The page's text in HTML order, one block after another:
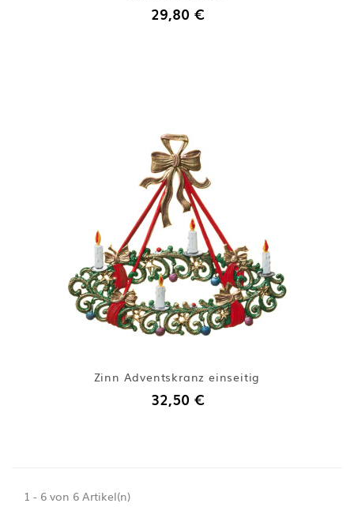
29,80 €
Zinn Adventskranz einseitig
32,50 €
1 - 6 von 6 Artikel(n)